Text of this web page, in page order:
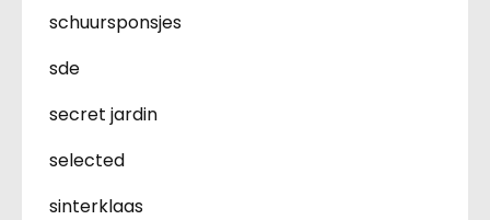
schuursponsjes
sde
secret jardin
selected
sinterklaas